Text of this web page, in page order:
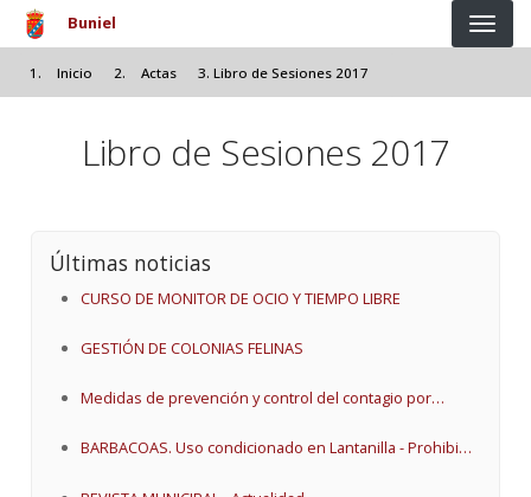
Pasar al contenido principal
Buniel
Inicio Actas Libro de Sesiones 2017
Libro de Sesiones 2017
Últimas noticias
CURSO DE MONITOR DE OCIO Y TIEMPO LIBRE
GESTIÓN DE COLONIAS FELINAS
Medidas de prevención y control del contagio por
BARBACOAS. Uso condicionado en Lantanilla - Prohibido